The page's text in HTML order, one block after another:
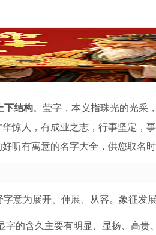
上下结构。莹字，本义指珠光的光采
惊人，有成业之志，行事坚定，
听有寓意的名字大全，供您取名时
字意为展开、伸展、从容。象征发展
字的含久主要有明显、显扬、高贵